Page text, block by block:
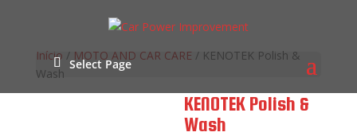
Select Page
Início / MOTO AND CAR CARE / KENOTEK Polish &
Wash
KENOTEK Polish &
Wash